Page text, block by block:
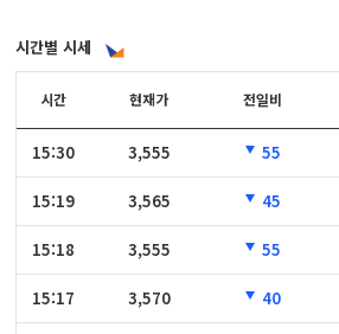
시간별 시세
시간
15:30
15:19
15:18
15:17
시간 현재가 전일비
15:30 3,555 55
15:19 3,565 45
15:18 3,555 55
15:17 3,570 40